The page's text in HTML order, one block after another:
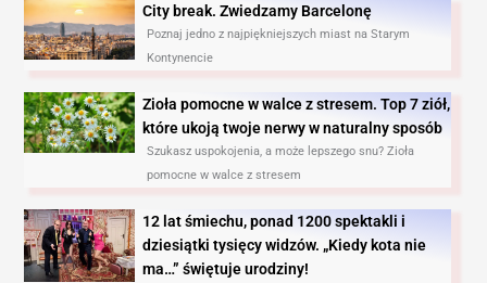
City break. Zwiedzamy Barcelonę​
Poznaj jedno z najpiękniejszych miast na Starym
Kontynencie
Zioła pomocne w walce z stresem. Top 7 ziół,
które ukoją twoje nerwy w naturalny sposób
Szukasz uspokojenia, a może lepszego snu? Zioła
pomocne w walce z stresem
12 lat śmiechu, ponad 1200 spektakli i
dziesiątki tysięcy widzów. „Kiedy kota nie
ma…” świętuje urodziny!